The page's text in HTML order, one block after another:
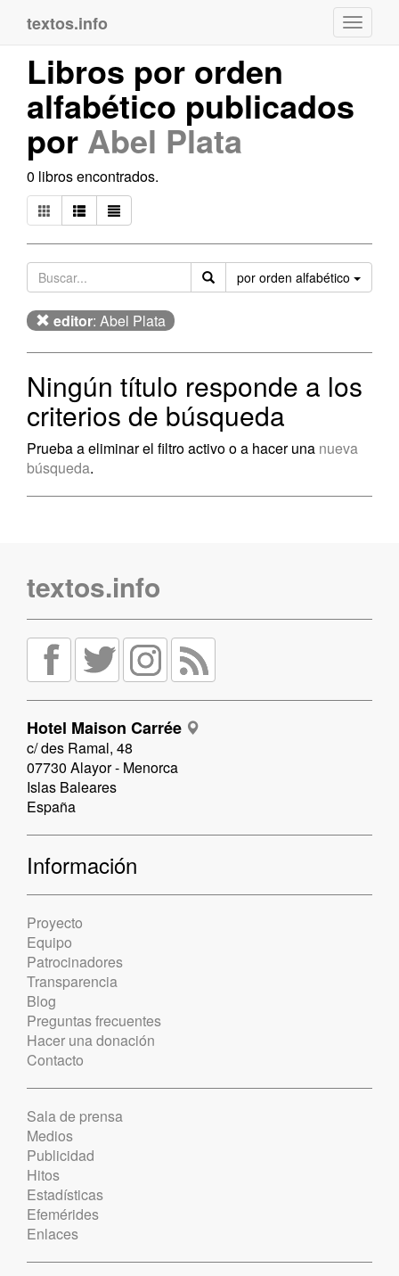
textos.info
Libros por orden
alfabético publicados
por Abel Plata
0 libros encontrados.
por orden alfabético
editor: Abel Plata
Ningún título responde a los
criterios de búsqueda
Prueba a eliminar el filtro activo o a hacer una nueva
búsqueda.
textos.info
Hotel Maison Carrée
c/ des Ramal, 48
07730 Alayor - Menorca
Islas Baleares
España
Información
Proyecto
Equipo
Patrocinadores
Transparencia
Blog
Preguntas frecuentes
Hacer una donación
Contacto
Sala de prensa
Medios
Publicidad
Hitos
Estadísticas
Efemérides
Enlaces